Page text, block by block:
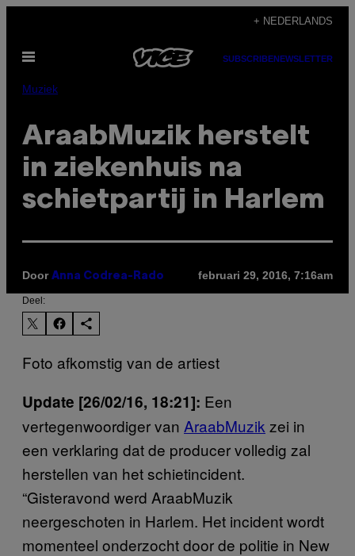
de
inhoud
+ NEDERLANDS
Open
SUBSCRIBENEWSLETTER
Muziek
AraabMuzik herstelt
in ziekenhuis na
schietpartij in Harlem
Door Anna Codrea-Rado februari 29, 2016, 7:16am
Deel:
Foto afkomstig van de artiest
Update [26/02/16, 18:21]: Een
vertegenwoordiger van AraabMuzik zei in
een verklaring dat de producer volledig zal
herstellen van het schietincident.
“Gisteravond werd AraabMuzik
neergeschoten in Harlem. Het incident wordt
momenteel onderzocht door de politie in New